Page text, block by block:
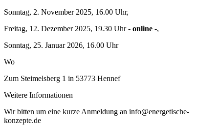
Sonntag, 2. November 2025, 16.00 Uhr,
Freitag, 12. Dezember 2025, 19.30 Uhr- online -,
Sonntag, 25. Januar 2026, 16.00 Uhr
Wo
Zum Steimelsberg 1 in 53773 Hennef
Weitere Informationen
Wir bitten um eine kurze Anmeldung an info@energetische-
konzepte.de